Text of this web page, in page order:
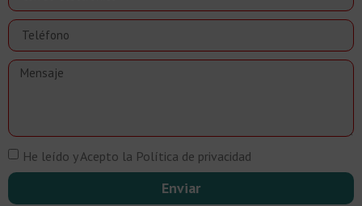
He leído y Acepto la Política de privacidad
Enviar